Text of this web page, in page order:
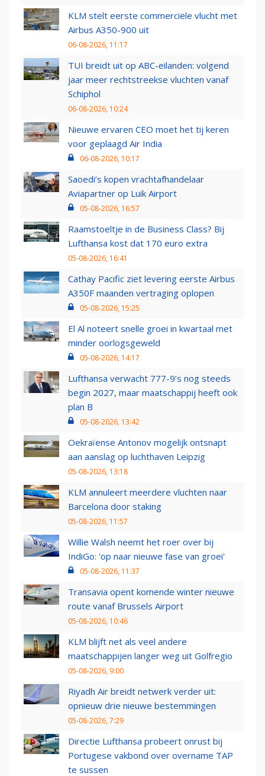
KLM stelt eerste commerciële vlucht met
Airbus A350-900 uit
06-08-2026, 11:17
TUI breidt uit op ABC-eilanden: volgend
jaar meer rechtstreekse vluchten vanaf
Schiphol
06-08-2026, 10:24
Nieuwe ervaren CEO moet het tij keren
voor geplaagd Air India
06-08-2026, 10:17
Saoedi’s kopen vrachtafhandelaar
Aviapartner op Luik Airport
05-08-2026, 16:57
Raamstoeltje in de Business Class? Bij
Lufthansa kost dat 170 euro extra
05-08-2026, 16:41
Cathay Pacific ziet levering eerste Airbus
A350F maanden vertraging oplopen
05-08-2026, 15:25
El Al noteert snelle groei in kwartaal met
minder oorlogsgeweld
05-08-2026, 14:17
Lufthansa verwacht 777-9’s nog steeds
begin 2027, maar maatschappij heeft ook
plan B
05-08-2026, 13:42
Oekraïense Antonov mogelijk ontsnapt
aan aanslag op luchthaven Leipzig
05-08-2026, 13:18
KLM annuleert meerdere vluchten naar
Barcelona door staking
05-08-2026, 11:57
Willie Walsh neemt het roer over bij
IndiGo: 'op naar nieuwe fase van groei'
05-08-2026, 11:37
Transavia opent komende winter nieuwe
route vanaf Brussels Airport
05-08-2026, 10:46
KLM blijft net als veel andere
maatschappijen langer weg uit Golfregio
05-08-2026, 9:00
Riyadh Air breidt netwerk verder uit:
opnieuw drie nieuwe bestemmingen
05-08-2026, 7:29
Directie Lufthansa probeert onrust bij
Portugese vakbond over overname TAP
te sussen